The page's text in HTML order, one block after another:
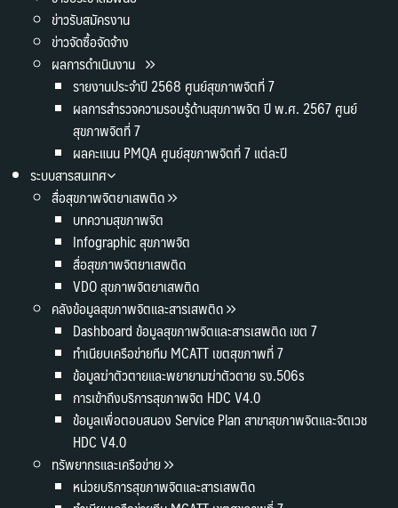
ข่าวรับสมัครงาน
ข่าวจัดซื้อจัดจ้าง
ผลการดำเนินงาน
รายงานประจำปี 2568 ศูนย์สุขภาพจิตที่ 7
ผลการสำรวจความรอบรู้ด้านสุขภาพจิต ปี พ.ศ. 2567 ศูนย์
สุขภาพจิตที่ 7
ผลคะแนน PMQA ศูนย์สุขภาพจิตที่ 7 แต่ละปี
ระบบสารสนเทศ
สื่อสุขภาพจิตยาเสพติด
บทความสุขภาพจิต
Infographic สุขภาพจิต
สื่อสุขภาพจิตยาเสพติด
VDO สุขภาพจิตยาเสพติด
คลังข้อมูลสุขภาพจิตและสารเสพติด
Dashboard ข้อมูลสุขภาพจิตและสารเสพติด เขต 7
ทำเนียบเครือข่ายทีม MCATT เขตสุขภาพที่ 7
ข้อมูลฆ่าตัวตายและพยายามฆ่าตัวตาย รง.506s
การเข้าถึงบริการสุขภาพจิต HDC V4.0
ข้อมูลเพื่อตอบสนอง Service Plan สาขาสุขภาพจิตและจิตเวช
HDC V4.0
ทรัพยากรและเครือข่าย
หน่วยบริการสุขภาพจิตและสารเสพติด